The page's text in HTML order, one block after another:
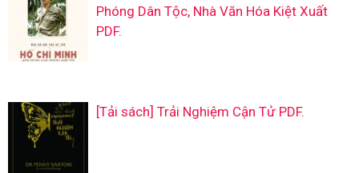
Phóng Dân Tộc, Nhà Văn Hóa Kiệt Xuất
PDF.
[Tải sách] Trải Nghiệm Cận Tử PDF.